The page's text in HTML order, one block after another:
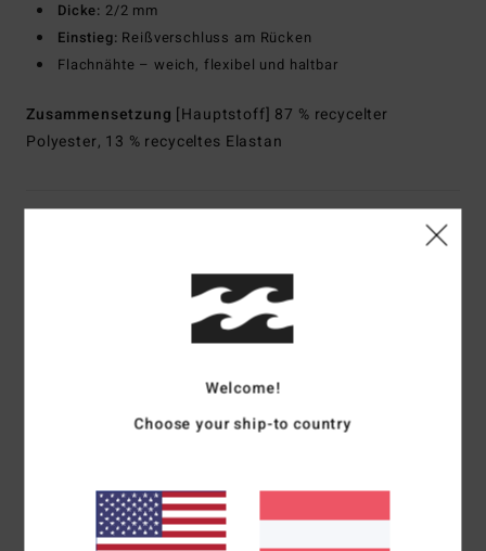
Dicke: 2/2 mm
Einstieg: Reißverschluss am Rücken
Flachnähte – weich, flexibel und haltbar
Zusammensetzung [Hauptstoff] 87 % recycelter
Polyester, 13 % recyceltes Elastan
Kundenbewertungen
Durchschnittliche Bewertung
4.0
basierend auf1 verifizierten Bewertungenseit Mai 2026
100% unserer Kunden empfehlen dieses Produkt
Welcome!
Choose your ship-to country